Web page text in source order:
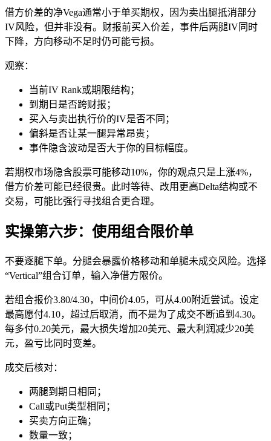
借方价差的净Vega通常小于单买期权，因为卖出腿抵消部分
IV风险，但并非没有。财报前买入价差，事件后两腿IV同时
下降，方向移动不足时仍可能亏损。
观察：
当前IV Rank或期限结构；
到期日是否跨财报；
买入与卖出执行价的IV是否不同；
偏斜是否让某一腿异常昂贵；
事件隐含波动是否大于你的目标幅度。
若期权市场隐含股票可能移动10%，你的观点只是上涨4%，
借方价差可能已经很贵。此时等待、改用更高Delta结构或不
交易，可能比强行寻找组合更合理。
实操第六步：使用组合限价单
不要逐腿下单。分腿会暴露价格移动和单腿未成交风险。选择
“Vertical”组合订单，输入净借方限价。
若组合报价3.80/4.30，中间价4.05，可从4.00附近尝试。设定
最高愿付4.10，超过后取消，而不是为了成交不断追到4.30。
每多付0.20美元，最大损失增加20美元、最大利润减少20美
元，盈亏比同时变差。
成交后核对：
两腿到期日相同；
Call或Put类型相同；
买卖方向正确；
数量一致；